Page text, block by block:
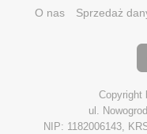
O nas Sprzedaż
Copyright
ul.
NIP: 1182006143,